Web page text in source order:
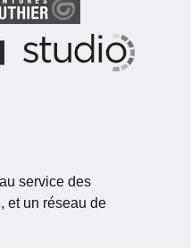
service des
et un réseau de